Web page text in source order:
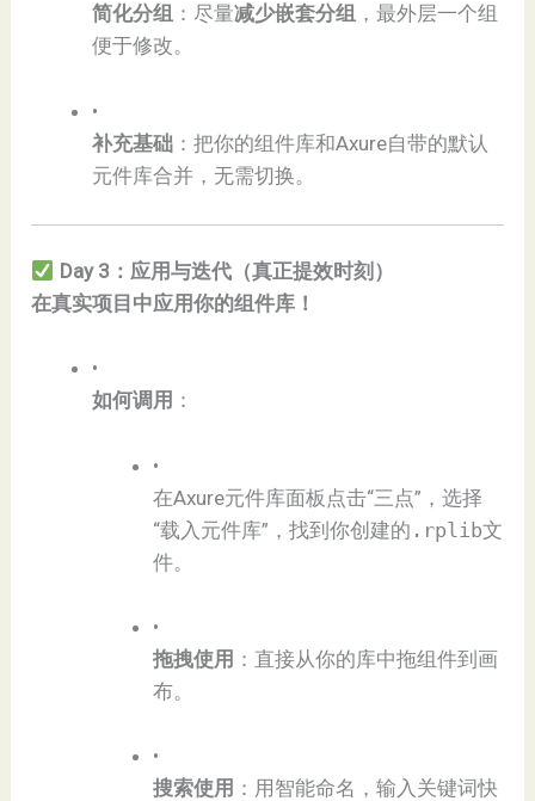
​简化分组​ ​：尽量​​减少嵌套分组​ ​，最外层一个组
便于修改。
•
​补充基础​ ​：把你的组件库和Axure自带的默认
元件库合并，无需切换。
Day 3：应用与迭代（真正提效时刻）​
​在真实项目中应用你的组件库！​
•
​如何调用​ ​：
•
在Axure元件库面板点击“三点”，选择
“载入元件库”，找到你创建的 .rplib文
件。
•
​拖拽使用​ ​：直接从你的库中拖组件到画
布。
•
​搜索使用​ ​：用智能命名，输入关键词快